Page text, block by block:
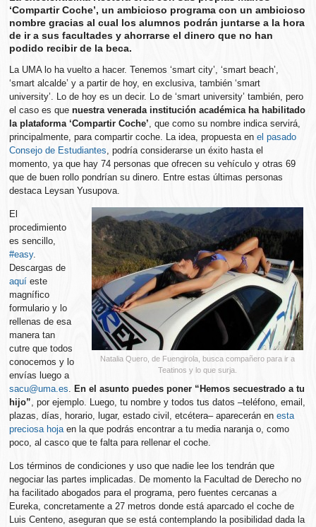
‘Compartir Coche’, un ambicioso programa con un ambicioso
nombre gracias al cual los alumnos podrán juntarse a la hora
de ir a sus facultades y ahorrarse el dinero que no han
podido recibir de la beca.
La UMA lo ha vuelto a hacer. Tenemos ‘smart city’, ‘smart beach’,
‘smart alcalde’ y a partir de hoy, en exclusiva, también ‘smart
university’. Lo de hoy es un decir. Lo de ‘smart university’ también, pero
el caso es quenuestra venerada institución académica ha habilitado
la plataforma ‘Compartir Coche’, que como su nombre indica servirá,
principalmente, para compartir coche. La idea, propuesta enel pasado
Consejo de Estudiantes, podría considerarse un éxito hasta el
momento, ya que hay 74 personas que ofrecen su vehículo y otras 69
que de buen rollo pondrían su dinero. Entre estas últimas personas
destaca Leysan Yusupova.
Natalia Quero, de Fuengirola, busca compañero para ir a
Teatinos y lo que surja.
El
procedimiento
es sencillo,
#easy.
Descargas de
aquí este
magnífico
formulario y lo
rellenas de esa
manera tan
cutre que todos
conocemos y lo
envías luego a
sacu@uma.es. En el asunto puedes poner “Hemos secuestrado a tu
hijo”, por ejemplo. Luego, tu nombre y todos tus datos –teléfono, email,
plazas, días, horario, lugar, estado civil, etcétera– aparecerán enesta
preciosa hojaen la que podrás encontrar a tu media naranja o, como
poco, al casco que te falta para rellenar el coche.
Los términos de condiciones y uso que nadie lee los tendrán que
negociar las partes implicadas. De momento la Facultad de Derecho no
ha facilitado abogados para el programa, pero fuentes cercanas a
Eureka, concretamente a 27 metros donde está aparcado el coche de
Luis Centeno, aseguran que se está contemplando la posibilidad dada la